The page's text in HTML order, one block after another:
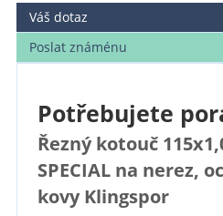
Váš dotaz
Poslat známénu
Potřebujete
Řezný kotouč
SPECIAL na nerez,
kovy Klingspor